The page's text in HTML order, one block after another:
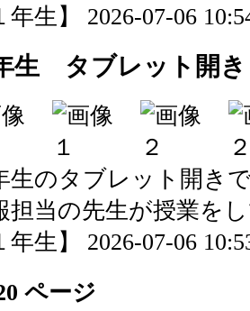
年生】 2026-07-06
生 タブレット開
生のタブレット開き
担当の先生が授業を
年生】 2026-07-06
ページ